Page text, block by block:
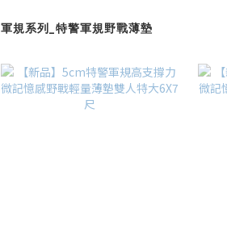
軍規系列_特警軍規野戰薄墊